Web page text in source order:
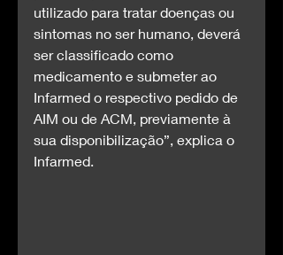
utilizado para tratar doenças ou
sintomas no ser humano, deverá
ser classificado como
medicamento e submeter ao
Infarmed o respectivo pedido de
AIM ou de ACM, previamente à
sua disponibilização”, explica o
Infarmed.